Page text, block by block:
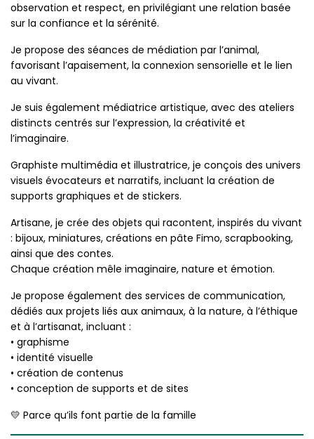
observation et respect, en privilégiant une relation basée
sur la confiance et la sérénité.
Je propose des séances de médiation par l’animal,
favorisant l’apaisement, la connexion sensorielle et le lien
au vivant.
Je suis également médiatrice artistique, avec des ateliers
distincts centrés sur l’expression, la créativité et
l’imaginaire.
Graphiste multimédia et illustratrice, je conçois des univers
visuels évocateurs et narratifs, incluant la création de
supports graphiques et de stickers.
Artisane, je crée des objets qui racontent, inspirés du vivant
: bijoux, miniatures, créations en pâte Fimo, scrapbooking,
ainsi que des contes.
Chaque création mêle imaginaire, nature et émotion.
Je propose également des services de communication,
dédiés aux projets liés aux animaux, à la nature, à l’éthique
et à l’artisanat, incluant :
• graphisme
• identité visuelle
• création de contenus
• conception de supports et de sites
💛 Parce qu’ils font partie de la famille